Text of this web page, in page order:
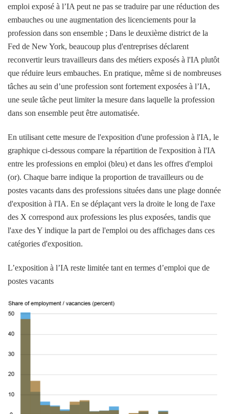
emploi exposé à l’IA peut ne pas se traduire par une réduction des
embauches ou une augmentation des licenciements pour la
profession dans son ensemble ; Dans le deuxième district de la
Fed de New York, beaucoup plus d'entreprises déclarent
reconvertir leurs travailleurs dans des métiers exposés à l'IA plutôt
que réduire leurs embauches. En pratique, même si de nombreuses
tâches au sein d’une profession sont fortement exposées à l’IA,
une seule tâche peut limiter la mesure dans laquelle la profession
dans son ensemble peut être automatisée.
En utilisant cette mesure de l'exposition d'une profession à l'IA, le
graphique ci-dessous compare la répartition de l'exposition à l'IA
entre les professions en emploi (bleu) et dans les offres d'emploi
(or). Chaque barre indique la proportion de travailleurs ou de
postes vacants dans des professions situées dans une plage donnée
d'exposition à l'IA. En se déplaçant vers la droite le long de l'axe
des X correspond aux professions les plus exposées, tandis que
l'axe des Y indique la part de l'emploi ou des affichages dans ces
catégories d'exposition.
L’exposition à l’IA reste limitée tant en termes d’emploi que de
postes vacants